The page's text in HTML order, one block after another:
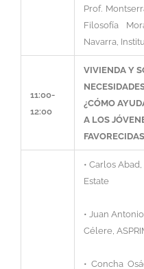
Prof.
Filosofía
Navarra,
11:00-
12:00
VIVIENDA Y
¿CÓMO
A LOS
• Carlos
Estate
• Juan
Célere,
• Concha